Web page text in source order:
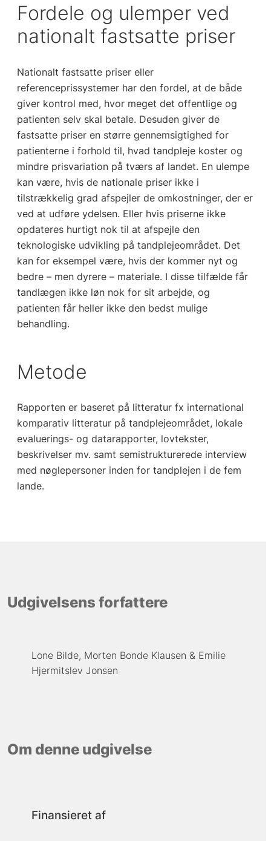
Fordele og ulemper ved
nationalt fastsatte priser
Nationalt fastsatte priser eller
referenceprissystemer har den fordel, at de både
giver kontrol med, hvor meget det offentlige og
patienten selv skal betale. Desuden giver de
fastsatte priser en større gennemsigtighed for
patienterne i forhold til, hvad tandpleje koster og
mindre prisvariation på tværs af landet. En ulempe
kan være, hvis de nationale priser ikke i
tilstrækkelig grad afspejler de omkostninger, der er
ved at udføre ydelsen. Eller hvis priserne ikke
opdateres hurtigt nok til at afspejle den
teknologiske udvikling på tandplejeområdet. Det
kan for eksempel være, hvis der kommer nyt og
bedre – men dyrere – materiale. I disse tilfælde får
tandlægen ikke løn nok for sit arbejde, og
patienten får heller ikke den bedst mulige
behandling.
Metode
Rapporten er baseret på litteratur fx international
komparativ litteratur på tandplejeområdet, lokale
evaluerings- og datarapporter, lovtekster,
beskrivelser mv. samt semistrukturerede interview
med nøglepersoner inden for tandplejen i de fem
lande.
Udgivelsens forfattere
Lone Bilde Morten Bonde Klausen
Emilie
Hjermitslev Jonsen
Om denne udgivelse
Finansieret af